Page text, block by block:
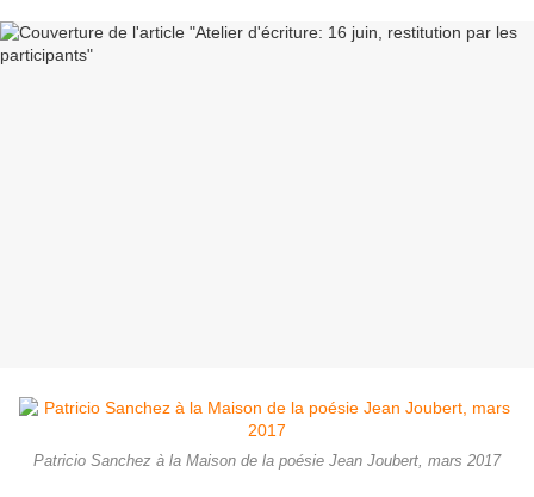
Patricio Sanchez à la Maison de la poésie Jean Joubert, mars 2017